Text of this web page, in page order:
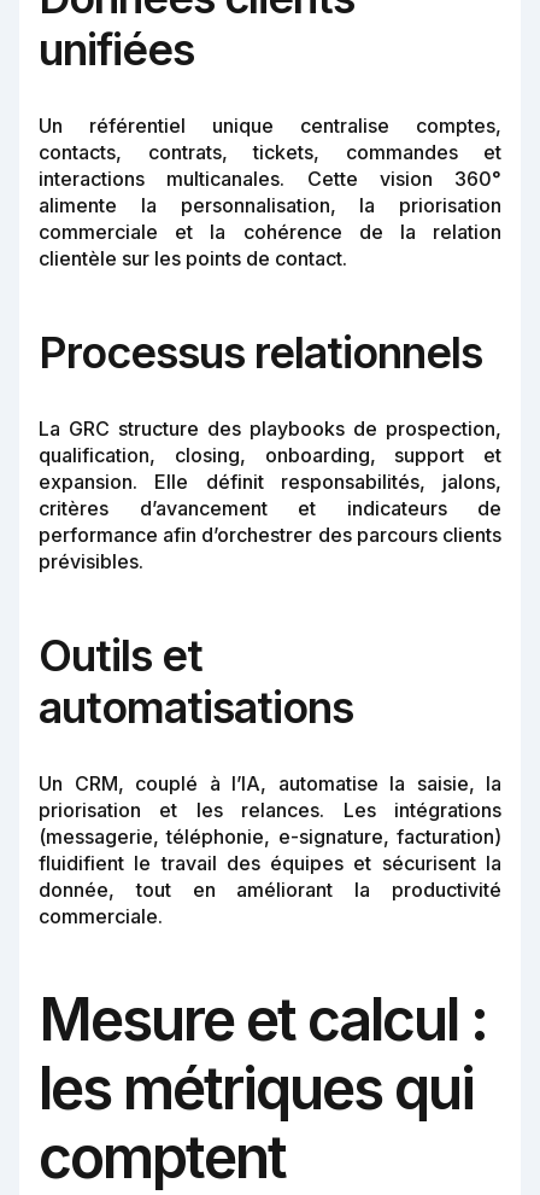
unifiées
Un référentiel unique centralise comptes,
contacts, contrats, tickets, commandes et
interactions multicanales. Cette vision 360°
alimente la personnalisation, la priorisation
commerciale et la cohérence de la relation
clientèle sur les points de contact.
Processus relationnels
La GRC structure des playbooks de prospection,
qualification, closing, onboarding, support et
expansion. Elle définit responsabilités, jalons,
critères d’avancement et indicateurs de
performance afin d’orchestrer des parcours clients
prévisibles.
Outils et
automatisations
Un CRM, couplé à l’IA, automatise la saisie, la
priorisation et les relances. Les intégrations
(messagerie, téléphonie, e-signature, facturation)
fluidifient le travail des équipes et sécurisent la
donnée, tout en améliorant la productivité
commerciale.
Mesure et calcul :
les métriques qui
comptent